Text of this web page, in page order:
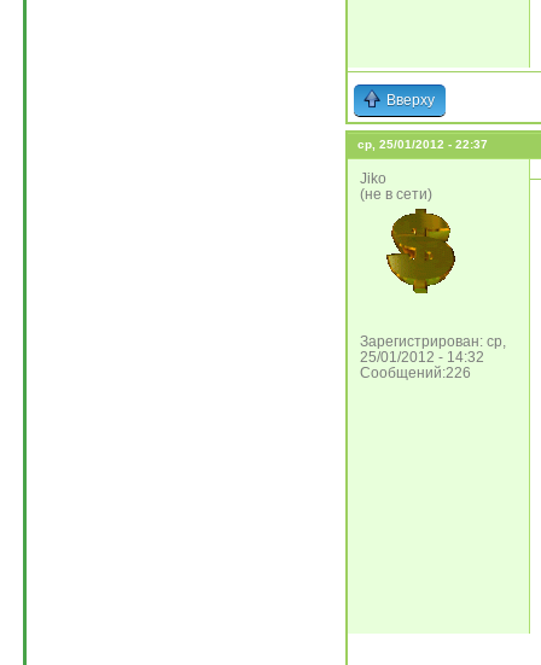
Вверху
ср, 25/01/2012 - 22:37
Jiko
(не в сети)
Зарегистрирован: ср,
25/01/2012 - 14:32
Сообщений:226